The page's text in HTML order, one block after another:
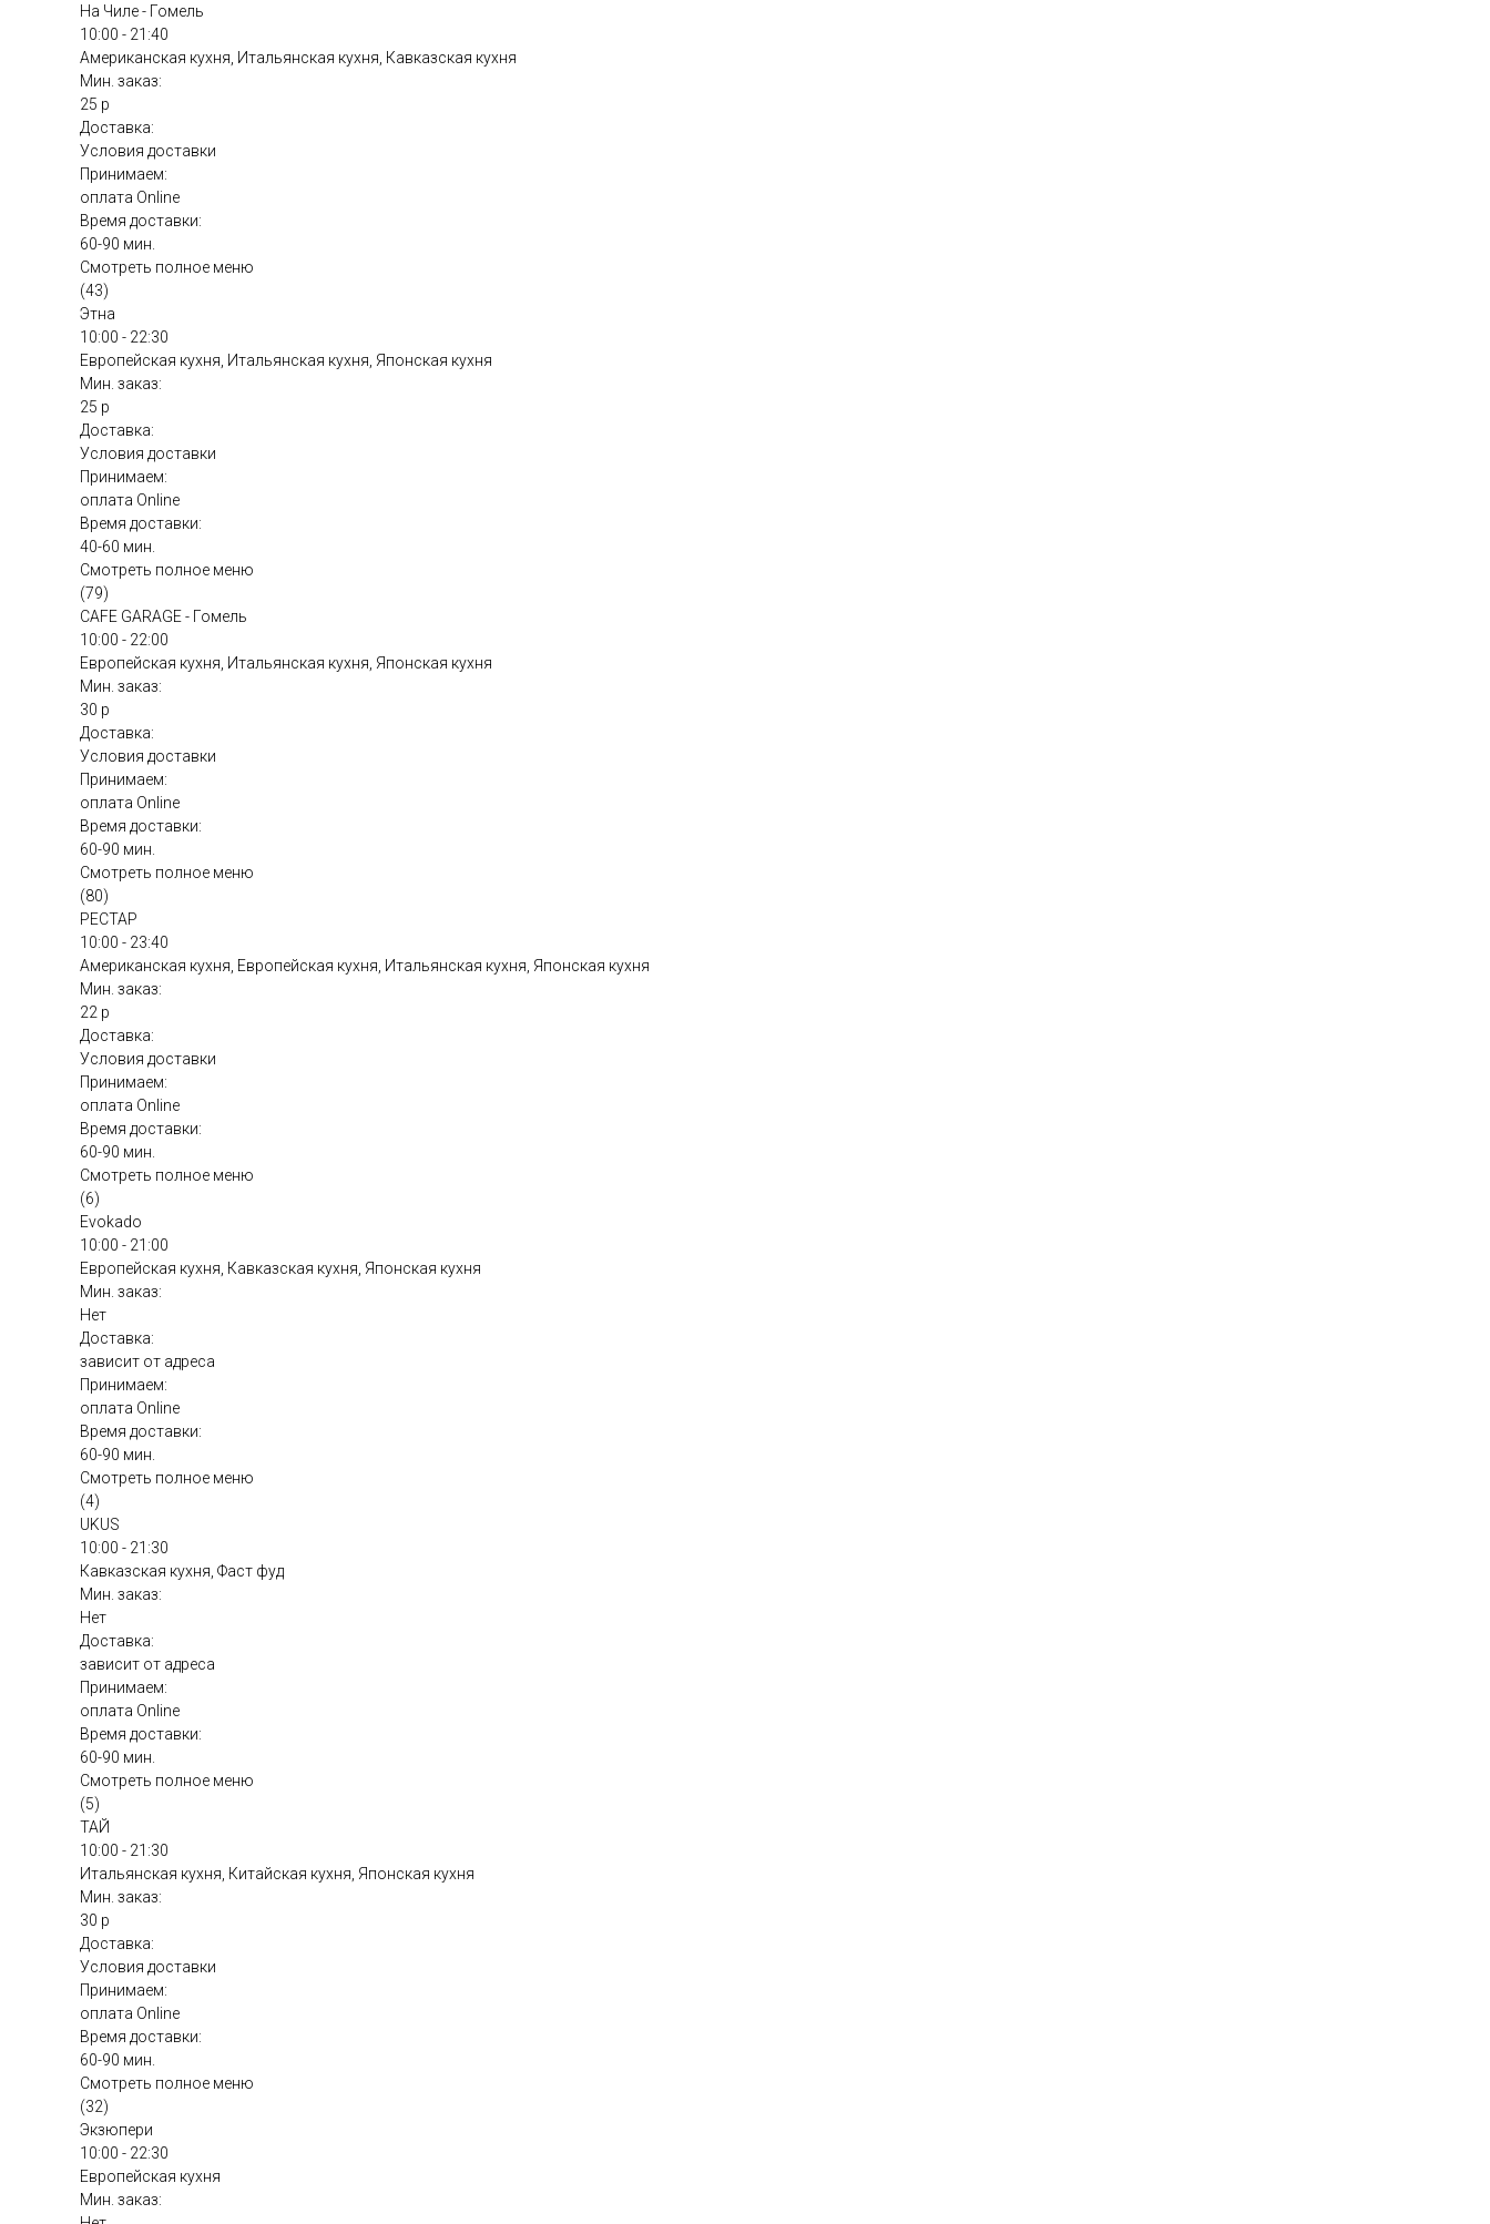
На Чиле - Гомель
10:00 - 21:40
Американская кухня, Итальянская кухня, Кавказская кухня
Мин. заказ:
25 р
Доставка:
Условия доставки
Принимаем:
оплата Online
Время доставки:
60-90 мин.
Смотреть полное меню
(43)
Этна
10:00 - 22:30
Европейская кухня, Итальянская кухня, Японская кухня
Мин. заказ:
25 р
Доставка:
Условия доставки
Принимаем:
оплата Online
Время доставки:
40-60 мин.
Смотреть полное меню
(79)
CAFE GARAGE - Гомель
10:00 - 22:00
Европейская кухня, Итальянская кухня, Японская кухня
Мин. заказ:
30 р
Доставка:
Условия доставки
Принимаем:
оплата Online
Время доставки:
60-90 мин.
Смотреть полное меню
(80)
РЕСТАР
10:00 - 23:40
Американская кухня, Европейская кухня, Итальянская кухня, Японская кухня
Мин. заказ:
22 р
Доставка:
Условия доставки
Принимаем:
оплата Online
Время доставки:
60-90 мин.
Смотреть полное меню
(6)
Evokado
10:00 - 21:00
Европейская кухня, Кавказская кухня, Японская кухня
Мин. заказ:
Нет
Доставка:
зависит от адреса
Принимаем:
оплата Online
Время доставки:
60-90 мин.
Смотреть полное меню
(4)
UKUS
10:00 - 21:30
Кавказская кухня, Фаст фуд
Мин. заказ:
Нет
Доставка:
зависит от адреса
Принимаем:
оплата Online
Время доставки:
60-90 мин.
Смотреть полное меню
(5)
ТАЙ
10:00 - 21:30
Итальянская кухня, Китайская кухня, Японская кухня
Мин. заказ:
30 р
Доставка:
Условия доставки
Принимаем:
оплата Online
Время доставки:
60-90 мин.
Смотреть полное меню
(32)
Экзюпери
10:00 - 22:30
Европейская кухня
Мин. заказ: